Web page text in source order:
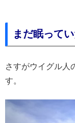
まだ眠って
さすがウイグル人
す。